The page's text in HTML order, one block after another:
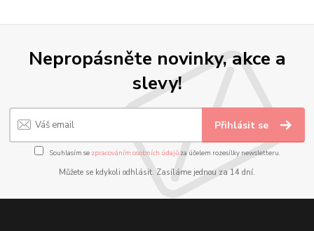
Nepropásněte novinky, akce a
slevy!
Přihlásit se
Souhlasím se zpracováním osobních údajůza účelem rozesílky newsletteru.
Můžete se kdykoli odhlásit. Zasíláme jednou za 14 dní.